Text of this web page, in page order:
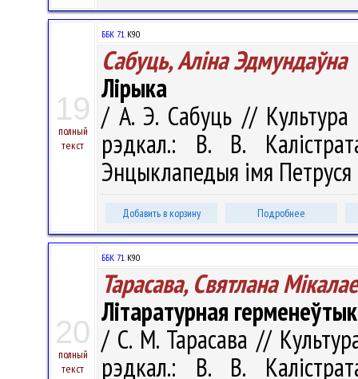
19
полный
текст
ББК 71.К90
Сабуць, Аліна Эдмундаўна
Лірыка
/ А. Э. Сабуць //
рэдкал.: В. В.
Энцыклапедыя імя
Добавить в корзину Подробнее
20
полный
текст
ББК 71.К90
Тарасава, Святлана
Літаратурная
/ С. М. Тарасава //
рэдкал.: В. В.